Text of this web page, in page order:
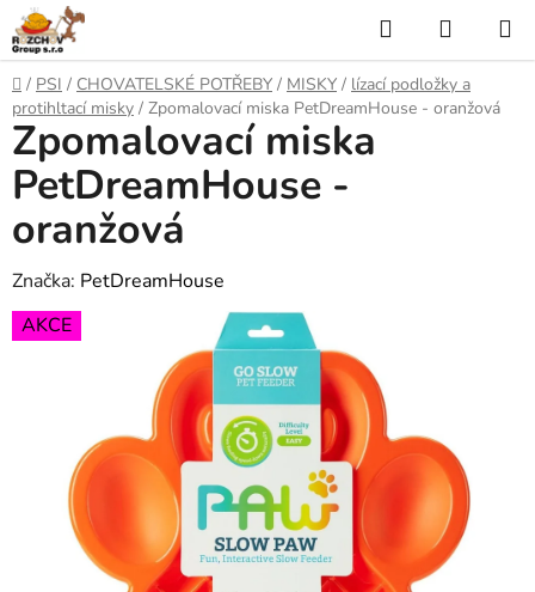
e
l
e
Á
K
K
D
o
m
ů
/ PSI / CHOVATELSKÉ POTŘEBY / MISKY / lízací podložky a
protihltací misky / Zpomalovací miska PetDreamHouse - oranžová
Zpomalovací miska
PetDreamHouse -
oranžová
Značka: PetDreamHouse
AKCE